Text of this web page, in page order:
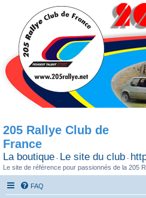
205 Rallye Club de
France
La boutique - Le site du club -
Le site de référence pour passionnés de la 205
FAQ